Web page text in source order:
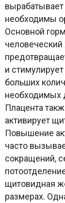
необходимы
Основной
человеческий
и
больших
необходимых
Плацента
активирует
Повышение
часто
сокращений,
щитовидная
размерах.